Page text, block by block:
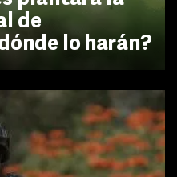
de
lo harán?